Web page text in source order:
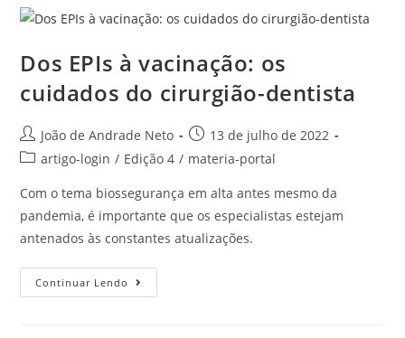
Dos EPIs à vacinação: os
cuidados do cirurgião-dentista
João de Andrade Neto
13 de julho de 2022
artigo-login / Edição 4 / materia-portal
Com o tema biossegurança em alta antes mesmo da
pandemia, é importante que os especialistas estejam
antenados às constantes atualizações.
Continuar Lendo